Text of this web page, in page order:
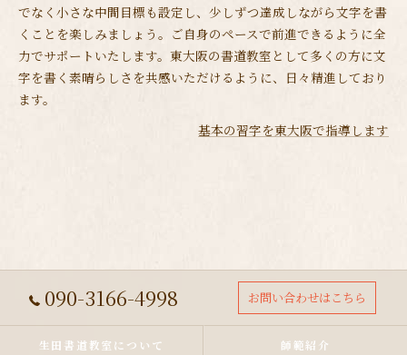
でなく小さな中間目標も設定し、少しずつ達成しながら文字を書
くことを楽しみましょう。ご自身のペースで前進できるように全
力でサポートいたします。東大阪の書道教室として多くの方に文
字を書く素晴らしさを共感いただけるように、日々精進しており
ます。
基本の習字を東大阪で指導します
090-3166-4998 お問い合わせはこちら
生田書道教室について 師範紹介